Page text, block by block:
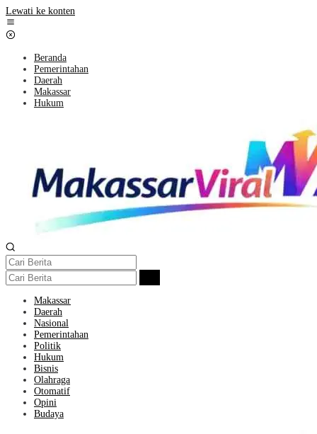
Lewati ke konten
Beranda
Pemerintahan
Daerah
Makassar
Hukum
Makassar
Daerah
Nasional
Pemerintahan
Politik
Hukum
Bisnis
Olahraga
Otomatif
Opini
Budaya